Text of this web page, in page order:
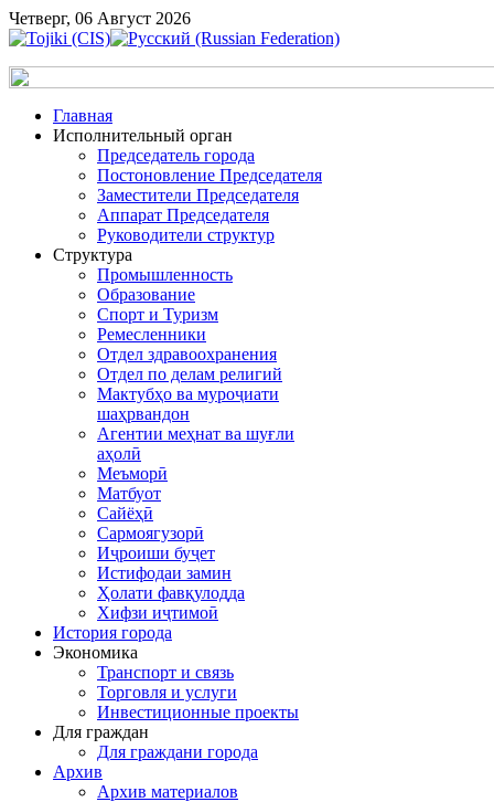
Четверг, 06 Август 2026
Главная
Исполнительный орган
Председатель города
Постоновление Председателя
Заместители Председателя
Аппарат Председателя
Руководители структур
Структура
Промышленность
Образование
Спорт и Туризм
Ремесленники
Отдел здравоохранения
Отдел по делам религий
Мактубҳо ва муроҷиати
шаҳрвандон
Агентии меҳнат ва шуғли
аҳолӣ
Меъморӣ
Матбуот
Сайёҳӣ
Сармоягузорӣ
Иҷроиши буҷет
Истифодаи замин
Ҳолати фавқулодда
Хифзи иҷтимоӣ
История города
Экономика
Транспорт и связь
Торговля и услуги
Инвестиционные проекты
Для граждан
Для граждани города
Архив
Архив материалов